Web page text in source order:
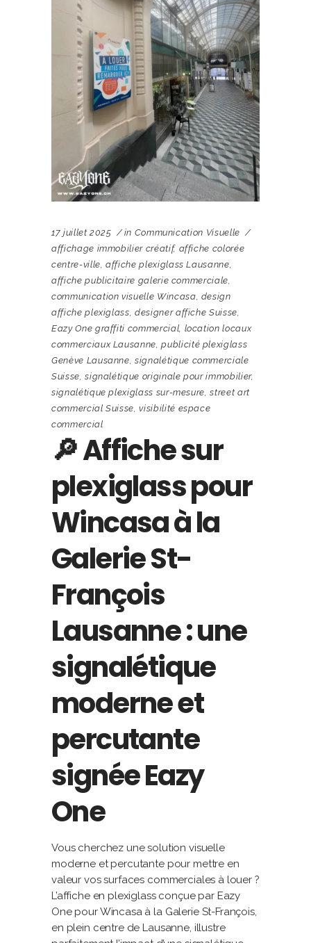
17 juillet 2025 in Communication Visuelle
affichage immobilier créatif, affiche colorée
centre-ville ,affiche plexiglass Lausanne
affiche publicitaire galerie commerciale
communication visuelle Wincasa design
affiche plexiglass ,designer affiche Suisse
Eazy One graffiti commercial location locaux
commerciaux Lausanne ,publicité plexiglass
Genève Lausanne ,signalétique commerciale
Suisse ,signalétique originale pour immobilier,
signalétique plexiglass sur-mesure ,street art
commercial Suisse ,visibilité espace
commercial
🔎 Affiche sur
plexiglass pour
Wincasa à la
Galerie St-
François
Lausanne : une
signalétique
moderne et
percutante
signée Eazy
One
Vous cherchez une solution visuelle
moderne et percutante pour mettre en
valeur vos surfaces commerciales à louer ?
L’affiche en plexiglass conçue par Eazy
One pour Wincasa à la Galerie St-François,
en plein centre de Lausanne, illustre